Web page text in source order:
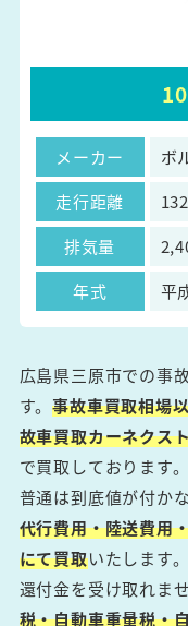
メーカー
ボ
走行距離
排気量
年式
平
広島県三原市での事
す。事故車買取相場
故車買取カーネクス
で買取しております。
普通は到底値が付か
代行費用・陸送費用
にて買取いたします
還付金を受け取れま
税・自動車重量税・